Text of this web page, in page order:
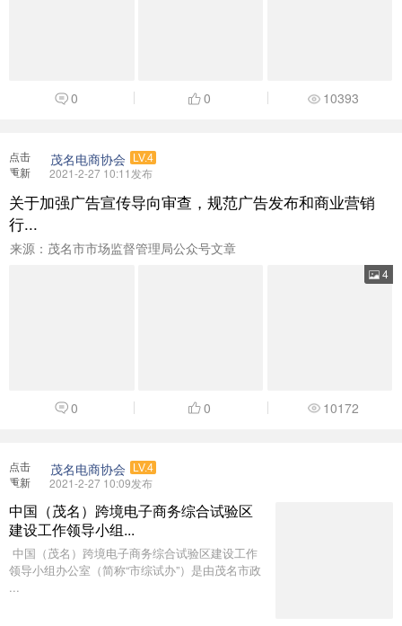
0 0 10393
点击
重新
茂名电商协会 LV.4
2021-2-27 10:11发布
关于加强广告宣传导向审查，规范广告发布和商业营销
行...
来源：茂名市市场监督管理局公众号文章
4
0 0 10172
点击
重新
茂名电商协会 LV.4
2021-2-27 10:09发布
中国（茂名）跨境电子商务综合试验区
建设工作领导小组...
​ 中国（茂名）跨境电子商务综合试验区建设工作
领导小组办公室（简称“市综试办”）是由茂名市政
...